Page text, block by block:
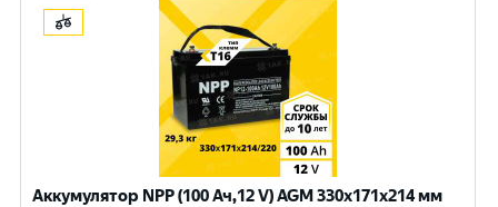
Аккумулятор NPP (100 Ач,12 V) AGM 330x171x214 мм